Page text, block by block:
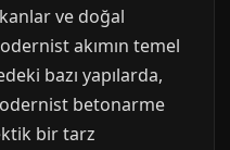
ve doğal
akımın temel
bazı yapılarda,
betonarme
bir tarz